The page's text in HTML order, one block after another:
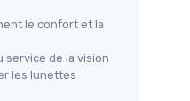
le confort et la
service de la vision
les lunettes